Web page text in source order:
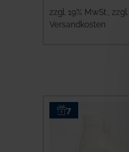
zzgl. 19% MwSt., zzgl.
Versandkosten
7